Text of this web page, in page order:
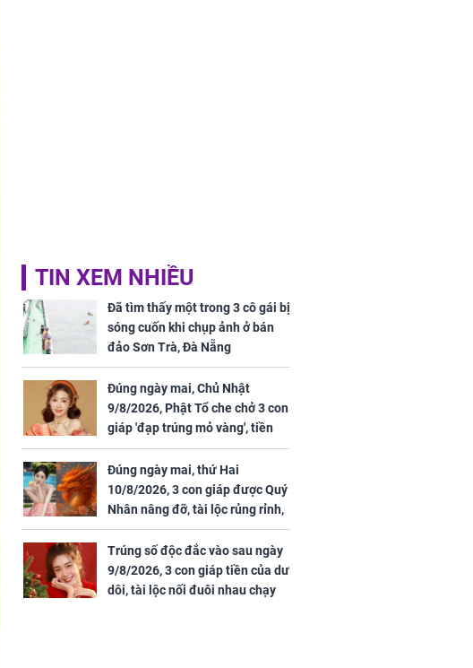
TIN XEM NHIỀU
Đã tìm thấy một trong 3 cô gái bị
sóng cuốn khi chụp ảnh ở bán
đảo Sơn Trà, Đà Nẵng
Đúng ngày mai, Chủ Nhật
9/8/2026, Phật Tổ che chở 3 con
giáp 'đạp trúng mỏ vàng', tiền
bạc nhiều như lá sung, sự
nghiệp vượng phát
Đúng ngày mai, thứ Hai
10/8/2026, 3 con giáp được Quý
Nhân nâng đỡ, tài lộc rủng rỉnh,
yên tâm hưởng vinh hoa Phú
Quý
Trúng số độc đắc vào sau ngày
9/8/2026, 3 con giáp tiền của dư
dôi, tài lộc nối đuôi nhau chạy